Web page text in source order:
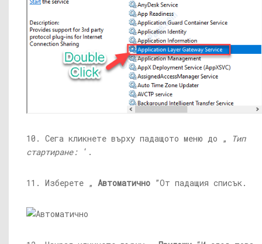
10. Сега кликнете върху падащото меню до „
Тип
стартиране: ‘.
11. Изберете „ Автоматично ”От падащия списък.